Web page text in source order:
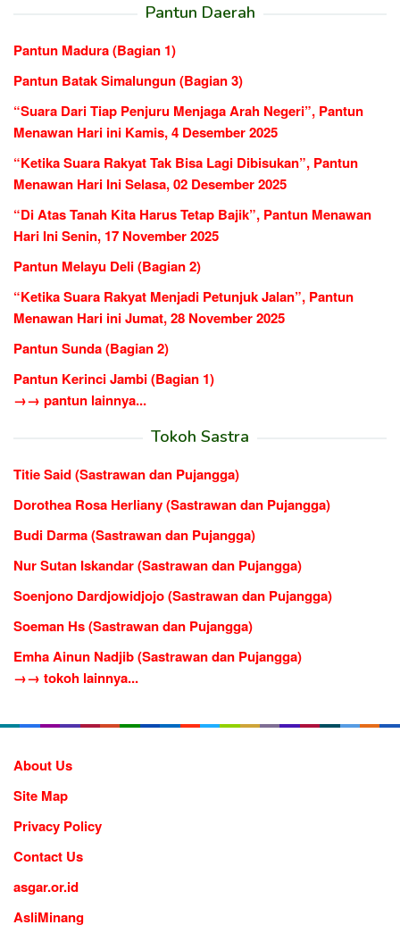
Pantun Daerah
Pantun Madura (Bagian 1)
Pantun Batak Simalungun (Bagian 3)
“Suara Dari Tiap Penjuru Menjaga Arah Negeri”, Pantun
Menawan Hari ini Kamis, 4 Desember 2025
“Ketika Suara Rakyat Tak Bisa Lagi Dibisukan”, Pantun
Menawan Hari Ini Selasa, 02 Desember 2025
“Di Atas Tanah Kita Harus Tetap Bajik”, Pantun Menawan
Hari Ini Senin, 17 November 2025
Pantun Melayu Deli (Bagian 2)
“Ketika Suara Rakyat Menjadi Petunjuk Jalan”, Pantun
Menawan Hari ini Jumat, 28 November 2025
Pantun Sunda (Bagian 2)
Pantun Kerinci Jambi (Bagian 1)
→→ pantun lainnya...
Tokoh Sastra
Titie Said (Sastrawan dan Pujangga)
Dorothea Rosa Herliany (Sastrawan dan Pujangga)
Budi Darma (Sastrawan dan Pujangga)
Nur Sutan Iskandar (Sastrawan dan Pujangga)
Soenjono Dardjowidjojo (Sastrawan dan Pujangga)
Soeman Hs (Sastrawan dan Pujangga)
Emha Ainun Nadjib (Sastrawan dan Pujangga)
→→ tokoh lainnya...
About Us
Site Map
Privacy Policy
Contact Us
asgar.or.id
AsliMinang